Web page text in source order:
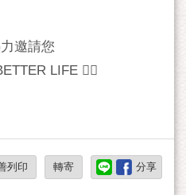
邀請您
LIFE 🏌🏻‍
列印 轉寄 分享